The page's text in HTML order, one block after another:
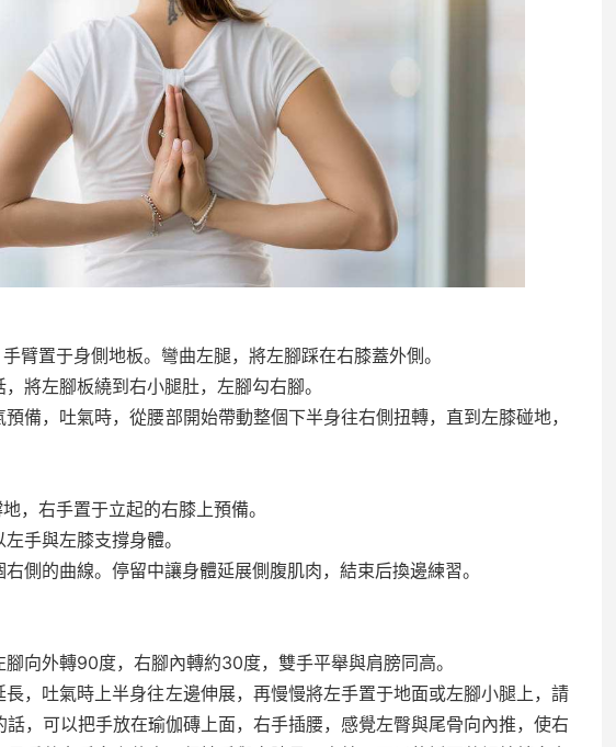
臂置于身側地板。彎曲左腿，將左腳踩在右膝蓋外側。
將左腳板繞到右小腿肚，左腳勾右腳。
備，吐氣時，從腰部開始帶動整個下半身往右側扭轉，直到左膝碰地，
，右手置于立起的右膝上預備。
手與左膝支撐身體。
側的曲線。停留中讓身體延展側腹肌肉，結束后換邊練習。
向外轉90度，右腳內轉約30度，雙手平舉與肩膀同高。
，吐氣時上半身往左邊伸展，再慢慢將左手置于地面或左腳小腿上，請
，可以把手放在瑜伽磚上面，右手插腰，感覺左臀與尾骨向內推，使右